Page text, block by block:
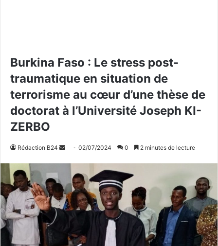
Burkina Faso : Le stress post-
traumatique en situation de
terrorisme au cœur d’une thèse de
doctorat à l’Université Joseph KI-
ZERBO
Rédaction B24
o
y
e
n
02/07/2024 0 2 minutes de lecture